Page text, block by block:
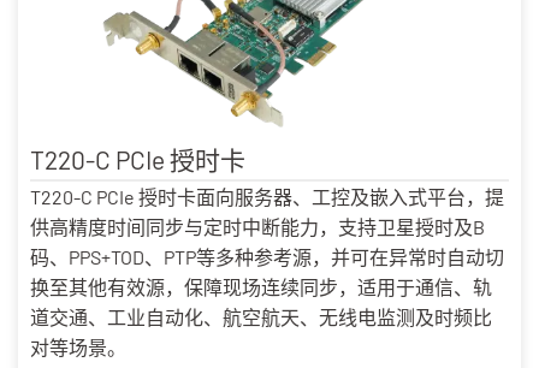
T220-C PCIe 授时卡
T220-C PCIe 授时卡面向服务器、工控及嵌入式平台，提
供高精度时间同步与定时中断能力，支持卫星授时及B
码、PPS+TOD、PTP等多种参考源，并可在异常时自动切
换至其他有效源，保障现场连续同步，适用于通信、轨
道交通、工业自动化、航空航天、无线电监测及时频比
对等场景。